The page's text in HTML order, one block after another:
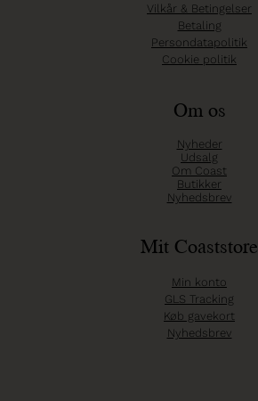
Vilkår & Betingelser
Betaling
Persondatapolitik
Cookie politik
Om os
Nyheder
Udsalg
Om Coast
Butikker
Nyhedsbrev
Mit Coaststore
Min konto
GLS Tracking
Køb gavekort
Nyhedsbrev